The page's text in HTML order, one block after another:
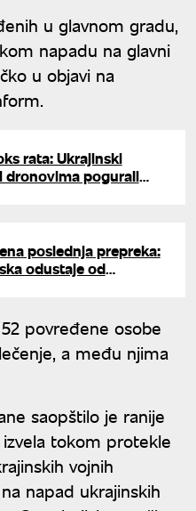
u glavnom gradu,
napadu na glavni
u objavi na
rata: Ukrajinski
dronovima pogurali
poslednja prepreka:
odustaje od
povređene osobe
a među njima
saopštilo je ranije
tokom protekle
vojnih
napad ukrajinskih